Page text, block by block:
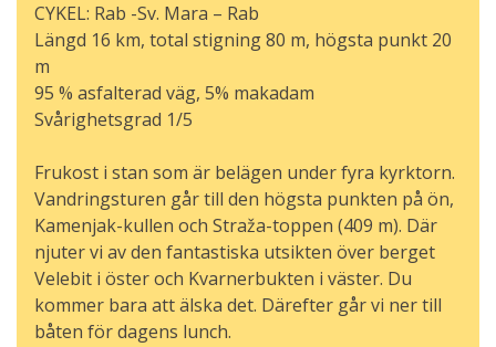
CYKEL: Rab -Sv. Mara – Rab
Längd 16 km, total stigning 80 m, högsta punkt 20
m
95 % asfalterad väg, 5% makadam
Svårighetsgrad 1/5
Frukost i stan som är belägen under fyra kyrktorn.
Vandringsturen går till den högsta punkten på ön,
Kamenjak-kullen och Straža-toppen (409 m). Där
njuter vi av den fantastiska utsikten över berget
Velebit i öster och Kvarnerbukten i väster. Du
kommer bara att älska det. Därefter går vi ner till
båten för dagens lunch.